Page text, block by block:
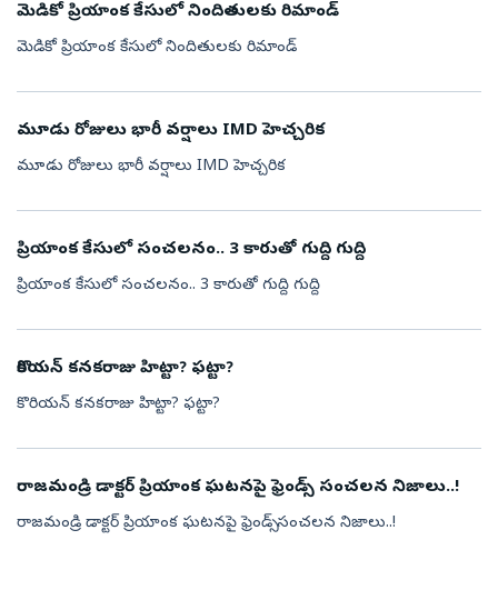
మెడికో ప్రియాంక కేసులో నిందితులకు రిమాండ్
మెడికో ప్రియాంక కేసులో నిందితులకు రిమాండ్
మూడు రోజులు భారీ వర్షాలు IMD హెచ్చరిక
మూడు రోజులు భారీ వర్షాలు IMD హెచ్చరిక
ప్రియాంక కేసులో సంచలనం.. 3 కారుతో గుద్ది గుద్ది
ప్రియాంక కేసులో సంచలనం.. 3 కారుతో గుద్ది గుద్ది
కొరియన్ కనకరాజు హిట్టా? ఫట్టా?
కొరియన్ కనకరాజు హిట్టా? ఫట్టా?
రాజమండ్రి డాక్టర్ ప్రియాంక ఘటనపై ఫ్రెండ్స్ సంచలన నిజాలు..!
రాజమండ్రి డాక్టర్ ప్రియాంక ఘటనపై ఫ్రెండ్స్ సంచలన నిజాలు..!